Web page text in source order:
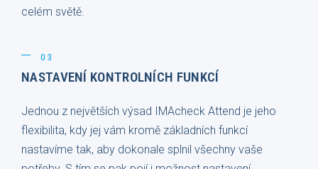
celém světě.
03
NASTAVENÍ KONTROLNÍCH FUNKCÍ
Jednou z největších výsad IMAcheck Attend je jeho
flexibilita, kdy jej vám kromě základních funkcí
nastavíme tak, aby dokonale splnil všechny vaše